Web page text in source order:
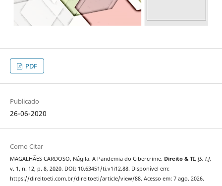
PDF
Publicado
26-06-2020
Como Citar
MAGALHÃES CARDOSO, Nágila. A Pandemia do Cibercrime. Direito & TI, [S. l.],
v. 1, n. 12, p. 8, 2020. DOI: 10.63451/ti.v1i12.88. Disponível em:
https://direitoeti.com.br/direitoeti/article/view/88. Acesso em: 7 ago. 2026.